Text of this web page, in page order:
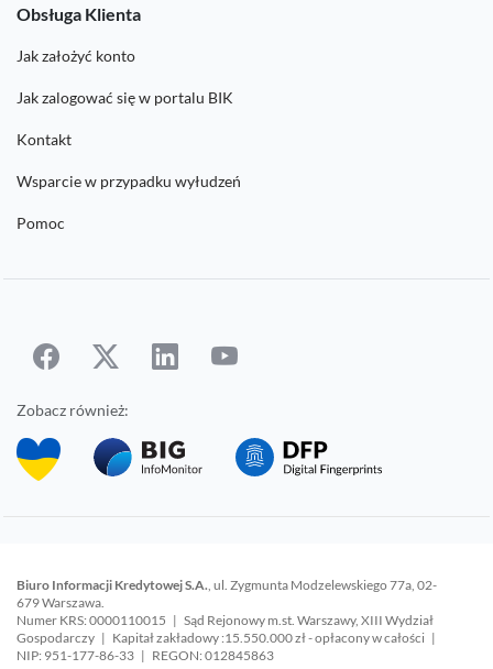
Obsługa Klienta
Jak założyć konto
Jak zalogować się w portalu BIK
Kontakt
Wsparcie w przypadku wyłudzeń
Pomoc
Zobacz również:
Biuro Informacji Kredytowej S.A. , ul. Zygmunta Modzelewskiego 77a, 02-
679 Warszawa.
Numer KRS: 0000110015 | Sąd Rejonowy m.st. Warszawy, XIII Wydział
Gospodarczy | Kapitał zakładowy :15.550.000 zł - opłacony w całości |
NIP: 951-177-86-33 | REGON: 012845863